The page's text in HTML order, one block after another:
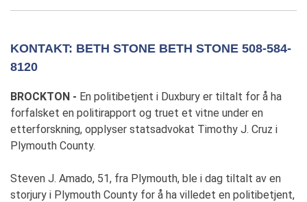
KONTAKT: BETH STONE BETH STONE 508-584-
8120
BROCKTON - En politibetjent i Duxbury er tiltalt for å ha
forfalsket en politirapport og truet et vitne under en
etterforskning, opplyser statsadvokat Timothy J. Cruz i
Plymouth County.
Steven J. Amado, 51, fra Plymouth, ble i dag tiltalt av en
storjury i Plymouth County for å ha villedet en politibetjent,